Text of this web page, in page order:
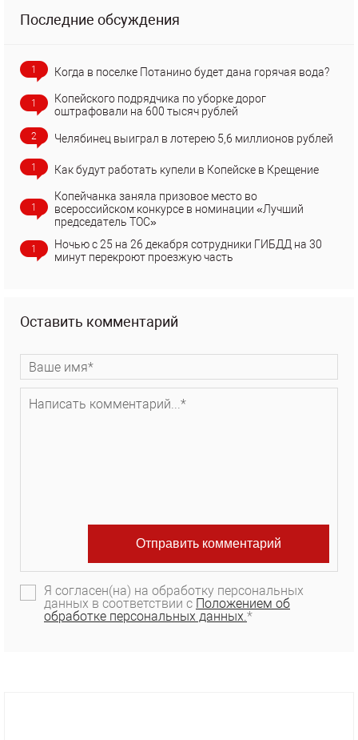
Последние обсуждения
1 Когда в поселке Потанино будет дана горячая вода?
1
Копейского подрядчика по уборке дорог
оштрафовали на 600 тысяч рублей
2 Челябинец выиграл в лотерею 5,6 миллионов рублей
1 Как будут работать купели в Копейске в Крещение
1
Копейчанка заняла призовое место во
всероссийском конкурсе в номинации «Лучший
председатель ТОС»
1
Ночью с 25 на 26 декабря сотрудники ГИБДД на 30
минут перекроют проезжую часть
Оставить комментарий
Я согласен(на) на обработку персональных
данных в соответствии с Положением об
обработке персональных данных.*